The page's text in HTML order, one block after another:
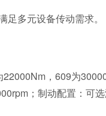
多元设备传动需求。
，609为
；制动配置：可